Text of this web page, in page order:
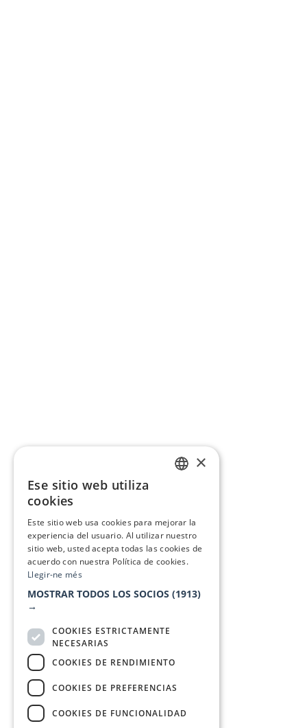
×
Ese sitio web utiliza
cookies
Este sitio web usa cookies para mejorar la
experiencia del usuario. Al utilizar nuestro
sitio web, usted acepta todas las cookies de
acuerdo con nuestra Política de cookies.
Llegir-ne més
MOSTRAR TODOS LOS SOCIOS (1913)
→
COOKIES ESTRICTAMENTE
NECESARIAS
COOKIES DE RENDIMIENTO
COOKIES DE PREFERENCIAS
COOKIES DE FUNCIONALIDAD